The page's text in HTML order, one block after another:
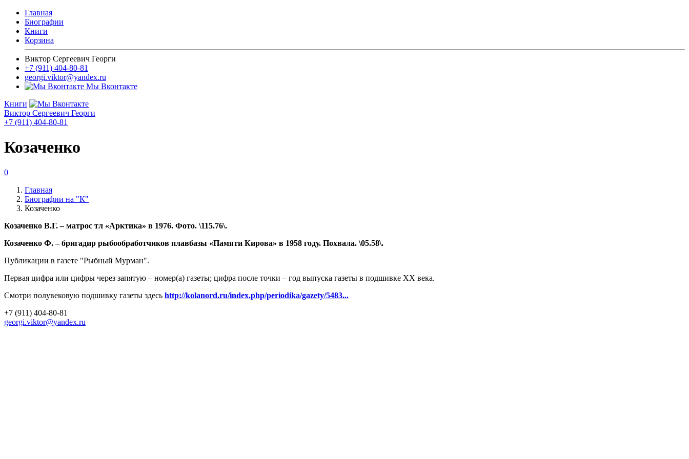
Главная
Биографии
Книги
Корзина
Виктор Сергеевич Георги
+7 (911) 404-80-81
georgi.viktor@yandex.ru
Мы Вконтакте
Книги
Виктор Сергеевич Георги
+7 (911) 404-80-81
Козаченко
0
Главная
Биографии на "К"
Козаченко
Козаченко В.Г. – матрос тл «Арктика» в 1976. Фото. \115.76\.
Козаченко Ф. – бригадир рыбообработчиков плавбазы «Памяти Кирова» в 1958 году. Похвала. \05.58\.
Публикации в газете "Рыбный Мурман".
Первая цифра или цифры через запятую – номер(а) газеты; цифра после точки – год выпуска газеты в подшивке ХХ века.
Смотри полувековую подшивку газеты здесь http://kolanord.ru/index.php/periodika/gazety/5483...
+7 (911) 404-80-81
georgi.viktor@yandex.ru